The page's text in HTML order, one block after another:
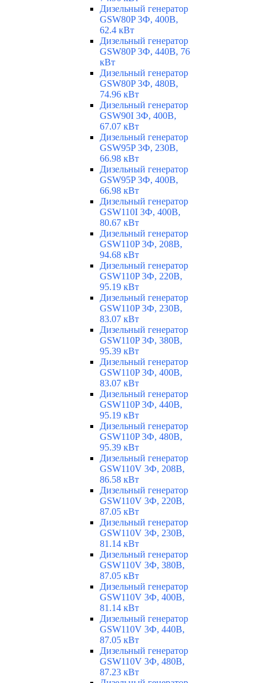
Дизельный генератор
GSW80P 3Ф, 400В,
62.4 кВт
Дизельный генератор
GSW80P 3Ф, 440В, 76
кВт
Дизельный генератор
GSW80P 3Ф, 480В,
74.96 кВт
Дизельный генератор
GSW90I 3Ф, 400В,
67.07 кВт
Дизельный генератор
GSW95P 3Ф, 230В,
66.98 кВт
Дизельный генератор
GSW95P 3Ф, 400В,
66.98 кВт
Дизельный генератор
GSW110I 3Ф, 400В,
80.67 кВт
Дизельный генератор
GSW110P 3Ф, 208В,
94.68 кВт
Дизельный генератор
GSW110P 3Ф, 220В,
95.19 кВт
Дизельный генератор
GSW110P 3Ф, 230В,
83.07 кВт
Дизельный генератор
GSW110P 3Ф, 380В,
95.39 кВт
Дизельный генератор
GSW110P 3Ф, 400В,
83.07 кВт
Дизельный генератор
GSW110P 3Ф, 440В,
95.19 кВт
Дизельный генератор
GSW110P 3Ф, 480В,
95.39 кВт
Дизельный генератор
GSW110V 3Ф, 208В,
86.58 кВт
Дизельный генератор
GSW110V 3Ф, 220В,
87.05 кВт
Дизельный генератор
GSW110V 3Ф, 230В,
81.14 кВт
Дизельный генератор
GSW110V 3Ф, 380В,
87.05 кВт
Дизельный генератор
GSW110V 3Ф, 400В,
81.14 кВт
Дизельный генератор
GSW110V 3Ф, 440В,
87.05 кВт
Дизельный генератор
GSW110V 3Ф, 480В,
87.23 кВт